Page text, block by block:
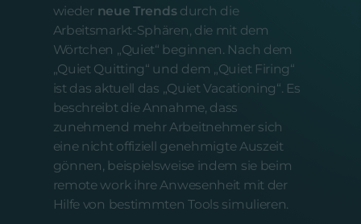
wieder neue Trendsdurch die
Arbeitsmarkt-Sphären, die mit dem
Wörtchen „Quiet“ beginnen. Nach dem
„Quiet Quitting“ und dem „Quiet Firing“
ist das aktuell das „Quiet Vacationing“. Es
beschreibt die Annahme, dass
zunehmend mehr Arbeitnehmer sich
eine nicht offiziell genehmigte Auszeit
gönnen, beispielsweise indem sie beim
remote work ihre Anwesenheit mit der
Hilfe von bestimmten Tools simulieren.